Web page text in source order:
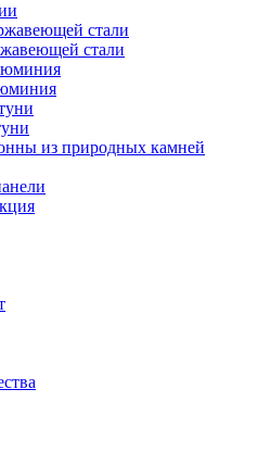
стали
стали
из природных камней